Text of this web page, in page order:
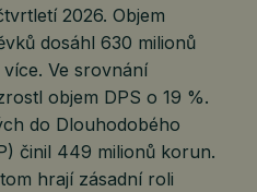
2026. Objem
dosáhl 630 milionů
Ve srovnání
objem DPS o 19 %.
do Dlouhodobého
činil 449 milionů korun.
hrají zásadní roli